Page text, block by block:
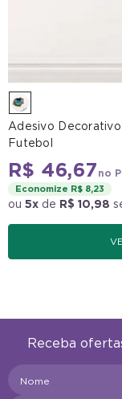
Adesivo
Futebol
R$ 46,67
Economize R$ 8,23
5x de R$ 10,98
Receba